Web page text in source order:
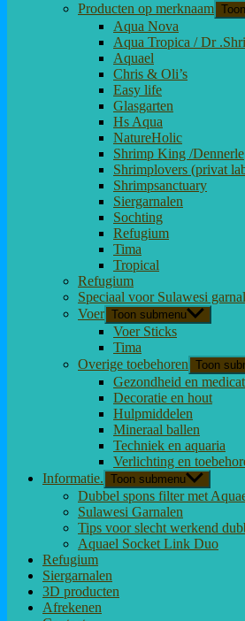
Producten op merknaam
Aqua Nova
Aqua Tropica / Dr
Aquael
Chris & Oli’s
Easy life
Glasgarten
Hs Aqua
NatureHolic
Shrimp King /Dennerle
Shrimplovers (privat
Shrimpsanctuary
Siergarnalen
Sochting
Refugium
Tima
Tropical
Refugium
Speciaal voor Sulawesi
Voer Toon submenu
Voer Sticks
Tima
Overige toebehoren Toon
Gezondheid en
Decoratie en hout
Hulpmiddelen
Mineraal ballen
Techniek en aquaria
Verlichting en
Informatie. Toon submenu
Dubbel spons filter met
Sulawesi Garnalen
Tips voor slecht werkend
Aquael Socket Link Duo
Refugium
Siergarnalen
3D producten
Afrekenen